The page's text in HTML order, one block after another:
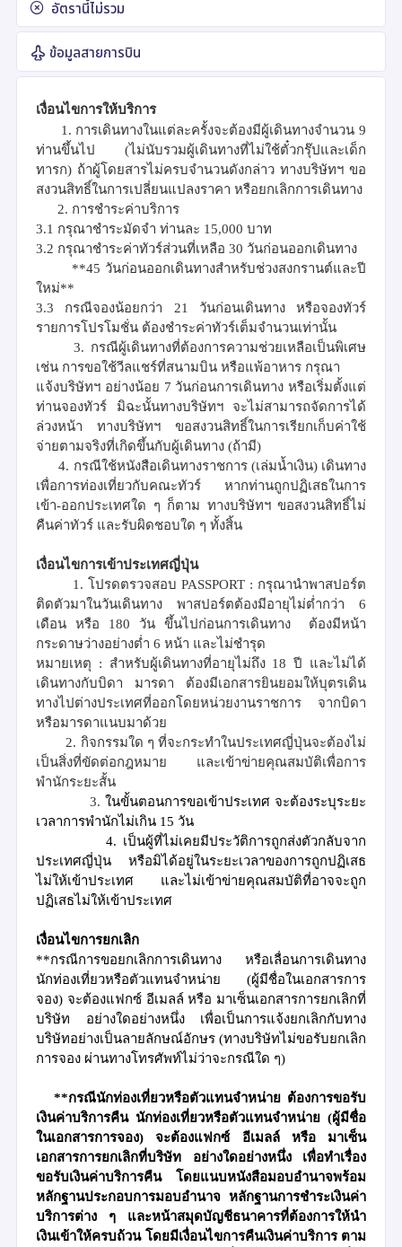
อัตรานี้ไม่รวม
ข้อมูลสายการบิน
เงื่อนไขการให้บริการ
1. การเดินทางในแต่ละครั้งจะต้องมีผู้เดินทางจำนวน 9
ท่านขึ้นไป (ไม่นับรวมผู้เดินทางที่ไม่ใช้ตั๋วกรุ๊ปและเด็ก
ทารก) ถ้าผู้โดยสารไม่ครบจำนวนดังกล่าว ทางบริษัทฯ ขอ
สงวนสิทธิ์ในการเปลี่ยนแปลงราคา หรือยกเลิกการเดินทาง
2. การชำระค่าบริการ
3.1 กรุณาชำระมัดจำ ท่านละ 15,000 บาท
3.2 กรุณาชำระค่าทัวร์ส่วนที่เหลือ 30 วันก่อนออกเดินทาง
**45 วันก่อนออกเดินทางสำหรับช่วงสงกรานต์และปี
ใหม่**
3.3 กรณีจองน้อยกว่า 21 วันก่อนเดินทาง หรือจองทัวร์
รายการโปรโมชั่น ต้องชำระค่าทัวร์เต็มจำนวนเท่านั้น
3. กรณีผู้เดินทางที่ต้องการความช่วยเหลือเป็นพิเศษ
เช่น การขอใช้วีลแชร์ที่สนามบิน หรือแพ้อาหาร กรุณา
แจ้งบริษัทฯ อย่างน้อย 7 วันก่อนการเดินทาง หรือเริ่มตั้งแต่
ท่านจองทัวร์ มิฉะนั้นทางบริษัทฯ จะไม่สามารถจัดการได้
ล่วงหน้า ทางบริษัทฯ ขอสงวนสิทธิ์ในการเรียกเก็บค่าใช้
จ่ายตามจริงที่เกิดขึ้นกับผู้เดินทาง (ถ้ามี)
4. กรณีใช้หนังสือเดินทางราชการ (เล่มน้ำเงิน) เดินทาง
เพื่อการท่องเที่ยวกับคณะทัวร์ หากท่านถูกปฏิเสธในการ
เข้า-ออกประเทศใด ๆ ก็ตาม ทางบริษัทฯ ขอสงวนสิทธิ์ไม่
คืนค่าทัวร์ และรับผิดชอบใด ๆ ทั้งสิ้น
เงื่อนไขการเข้าประเทศญี่ปุ่น
1. โปรดตรวจสอบ PASSPORT : กรุณานำพาสปอร์ต
ติดตัวมาในวันเดินทาง พาสปอร์ตต้องมีอายุไม่ต่ำกว่า 6
เดือน หรือ 180 วัน ขึ้นไปก่อนการเดินทาง ต้องมีหน้า
กระดาษว่างอย่างต่ำ 6 หน้า และไม่ชำรุด
หมายเหตุ : สำหรับผู้เดินทางที่อายุไม่ถึง 18 ปี และไม่ได้
เดินทางกับบิดา มารดา ต้องมีเอกสารยินยอมให้บุตรเดิน
ทางไปต่างประเทศที่ออกโดยหน่วยงานราชการ จากบิดา
หรือมารดาแนบมาด้วย
2. กิจกรรมใด ๆ ที่จะกระทำในประเทศญี่ปุ่นจะต้องไม่
เป็นสิ่งที่ขัดต่อกฎหมาย และเข้าข่ายคุณสมบัติเพื่อการ
พำนักระยะสั้น
3. ในขั้นตอนการขอเข้าประเทศ จะต้องระบุระยะ
เวลาการพำนักไม่เกิน 15 วัน
4. เป็นผู้ที่ไม่เคยมีประวัติการถูกส่งตัวกลับจาก
ประเทศญี่ปุ่น หรือมิได้อยู่ในระยะเวลาของการถูกปฏิเสธ
ไม่ให้เข้าประเทศ และไม่เข้าข่ายคุณสมบัติที่อาจจะถูก
ปฏิเสธไม่ให้เข้าประเทศ
เงื่อนไขการยกเลิก
**กรณีการขอยกเลิกการเดินทาง หรือเลื่อนการเดินทาง
นักท่องเที่ยวหรือตัวแทนจำหน่าย (ผู้มีชื่อในเอกสารการ
จอง) จะต้องแฟกซ์ อีเมลล์ หรือ มาเซ็นเอกสารการยกเลิกที่
บริษัท อย่างใดอย่างหนึ่ง เพื่อเป็นการแจ้งยกเลิกกับทาง
บริษัทอย่างเป็นลายลักษณ์อักษร (ทางบริษัทไม่ขอรับยกเลิก
การจอง ผ่านทางโทรศัพท์ไม่ว่าจะกรณีใด ๆ)
**กรณีนักท่องเที่ยวหรือตัวแทนจำหน่าย ต้องการขอรับ
เงินค่าบริการคืน นักท่องเที่ยวหรือตัวแทนจำหน่าย (ผู้มีชื่อ
ในเอกสารการจอง) จะต้องแฟกซ์ อีเมลล์ หรือ มาเซ็น
เอกสารการยกเลิกที่บริษัท อย่างใดอย่างหนึ่ง เพื่อทำเรื่อง
ขอรับเงินค่าบริการคืน โดยแนบหนังสือมอบอำนาจพร้อม
หลักฐานประกอบการมอบอำนาจ หลักฐานการชำระเงินค่า
บริการต่าง ๆ และหน้าสมุดบัญชีธนาคารที่ต้องการให้นำ
เงินเข้าให้ครบถ้วน โดยมีเงื่อนไขการคืนเงินค่าบริการ ตาม